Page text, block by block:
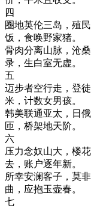
四
圈地英伦三岛，殖
饭，食唤野家猪。
骨肉分离山脉，沧
录，生白室无虚。
五
迈步者空行走，登
米，计数女男孩。
韩美联通亚太，日
匝，桥架地天阶。
六
压力念奴山大，楼
去，账户逐年新。
所幸安澜客子，莫
曲，应抱玉壶春。
七